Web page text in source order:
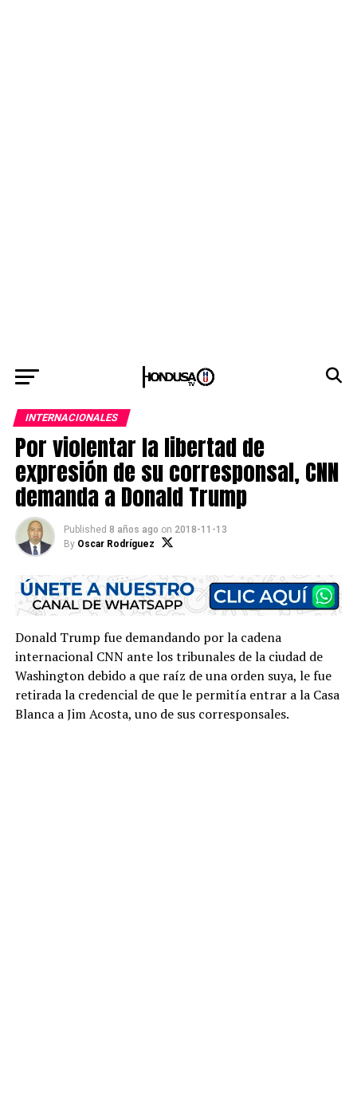
INTERNACIONALES
Por violentar la libertad de
expresión de su corresponsal, CNN
demanda a Donald Trump
Published 8 años ago on 2018-11-13
By Oscar Rodríguez
Donald Trump fue demandando por la cadena
internacional CNN ante los tribunales de la ciudad de
Washington debido a que raíz de una orden suya, le fue
retirada la credencial de que le permitía entrar a la Casa
Blanca a Jim Acosta, uno de sus corresponsales.